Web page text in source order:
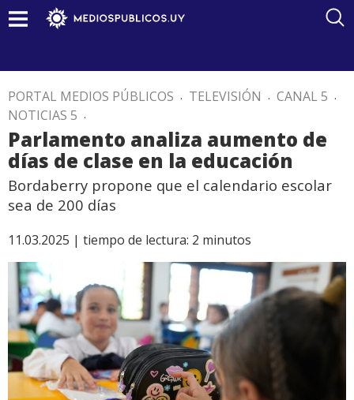
PORTAL MEDIOS PÚBLICOS . TELEVISIÓN . CANAL 5 .
NOTICIAS 5 .
Parlamento analiza aumento de
días de clase en la educación
Bordaberry propone que el calendario escolar
sea de 200 días
11.03.2025 | tiempo de lectura: 2 minutos